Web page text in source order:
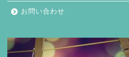
お問い合わせ